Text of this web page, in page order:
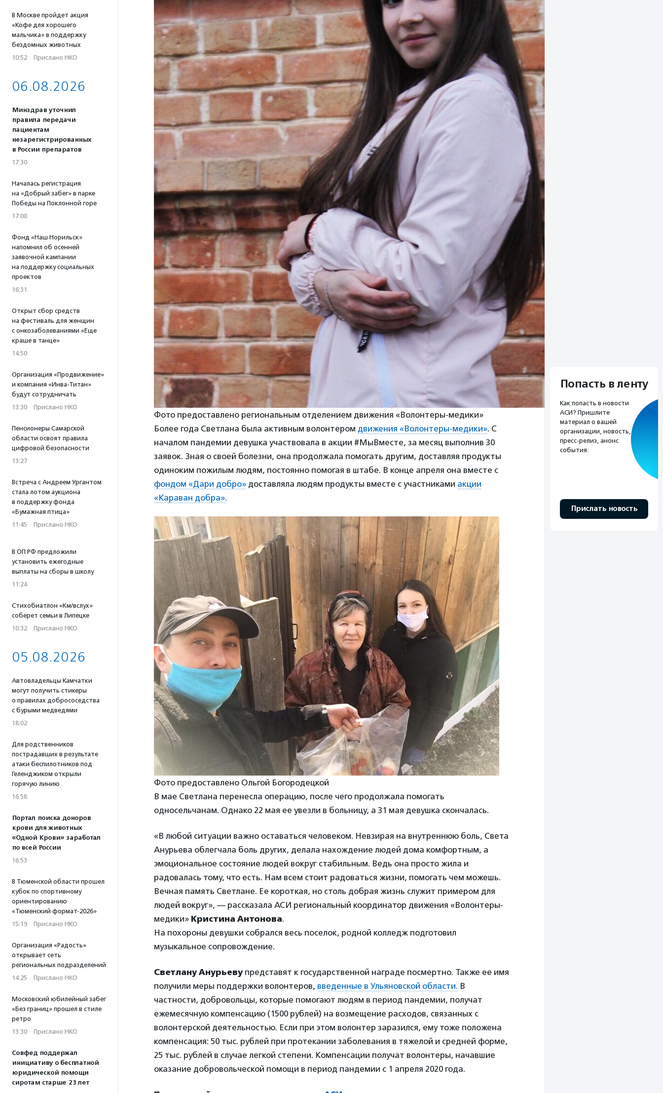
В Москве пройдет акция
«Кофе для хорошего
мальчика» в поддержку
бездомных животных
10:52 · Прислано НКО
06.08.2026
Минздрав уточнил
правила передачи
пациентам
незарегистрированных
в России препаратов
17:30
Началась регистрация
на «Добрый забег» в парке
Победы на Поклонной горе
17:00
Фонд «Наш Норильск»
напомнил об осенней
заявочной кампании
на поддержку социальных
проектов
16:31
Открыт сбор средств
на фестиваль для женщин
с онкозаболеваниями «Еще
краше в танце»
14:50
Организация «Продвижение»
и компания «Инва-Титан»
будут сотрудничать
13:30 · Прислано НКО
Пенсионеры Самарской
области освоят правила
цифровой безопасности
13:27
Встреча с Андреем Ургантом
стала лотом аукциона
в поддержку фонда
«Бумажная птица»
11:45 · Прислано НКО
В ОП РФ предложили
установить ежегодные
выплаты на сборы в школу
11:24
Стихобиатлон «Км/вслух»
соберет семьи в Липецке
10:32 · Прислано НКО
05.08.2026
Автовладельцы Камчатки
могут получить стикеры
о правилах добрососедства
с бурыми медведями
18:02
Для родственников
пострадавших в результате
атаки беспилотников под
Геленджиком открыли
горячую линию
16:58
Портал поиска доноров
крови для животных
«Одной Крови» заработал
по всей России
16:53
В Тюменской области прошел
кубок по спортивному
ориентированию
«Тюменский формат-2026»
15:19 · Прислано НКО
Организация «Радость»
открывает сеть
региональных подразделений
14:25 · Прислано НКО
Московский юбилейный забег
«Без границ» прошел в стиле
ретро
13:30 · Прислано НКО
Совфед поддержал
инициативу о бесплатной
юридической помощи
сиротам старше 23 лет
Фото предоставлено региональным отделением движения «Волонтеры-медики»
Более года Светлана была активным волонтером движения «Волонтеры-медики». С
началом пандемии девушка участвовала в акции #МыВместе, за месяц выполнив 30
заявок. Зная о своей болезни, она продолжала помогать другим, доставляя продукты
одиноким пожилым людям, постоянно помогая в штабе. В конце апреля она вместе с
фондом «Дари добро» доставляла людям продукты вместе с участниками акции
«Караван добра».
Фото предоставлено Ольгой Богородецкой
В мае Светлана перенесла операцию, после чего продолжала помогать
односельчанам. Однако 22 мая ее увезли в больницу, а 31 мая девушка скончалась.
«В любой ситуации важно оставаться человеком. Невзирая на внутреннюю боль, Света
Анурьева облегчала боль других, делала нахождение людей дома комфортным, а
эмоциональное состояние людей вокруг стабильным. Ведь она просто жила и
радовалась тому, что есть. Нам всем стоит радоваться жизни, помогать чем можешь.
Вечная память Светлане. Ее короткая, но столь добрая жизнь служит примером для
людей вокруг», — рассказала АСИ региональный координатор движения «Волонтеры-
медики» Кристина Антонова.
На похороны девушки собрался весь поселок, родной колледж подготовил
музыкальное сопровождение.
Светлану Анурьеву представят к государственной награде посмертно. Также ее имя
получили меры поддержки волонтеров, введенные в Ульяновской области. В
частности, добровольцы, которые помогают людям в период пандемии, получат
ежемесячную компенсацию (1500 рублей) на возмещение расходов, связанных с
волонтерской деятельностью. Если при этом волонтер заразился, ему тоже положена
компенсация: 50 тыс. рублей при протекании заболевания в тяжелой и средней форме,
25 тыс. рублей в случае легкой степени. Компенсации получат волонтеры, начавшие
оказание добровольческой помощи в период пандемии с 1 апреля 2020 года.
Попасть в ленту
Как попасть в новости
АСИ? Пришлите
материал о вашей
организации, новость,
пресс-релиз, анонс
события.
Прислать новость